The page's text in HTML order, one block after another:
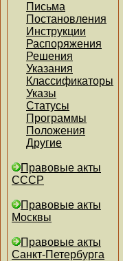
Письма
Постановления
Инструкции
Распоряжения
Решения
Указания
Классификаторы
Указы
Статусы
Программы
Положения
Другие
Правовые акты
СССР
Правовые акты
Москвы
Правовые акты
Санкт-Петербурга